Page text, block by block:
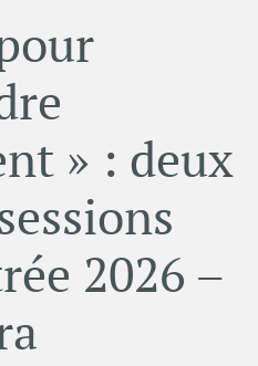
» : deux
2026 –